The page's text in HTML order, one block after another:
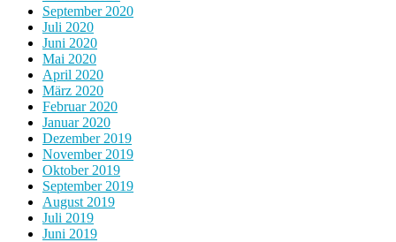
September 2020
Juli 2020
Juni 2020
Mai 2020
April 2020
März 2020
Februar 2020
Januar 2020
Dezember 2019
November 2019
Oktober 2019
September 2019
August 2019
Juli 2019
Juni 2019